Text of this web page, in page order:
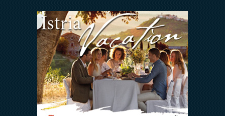
Arena Hospitality Group